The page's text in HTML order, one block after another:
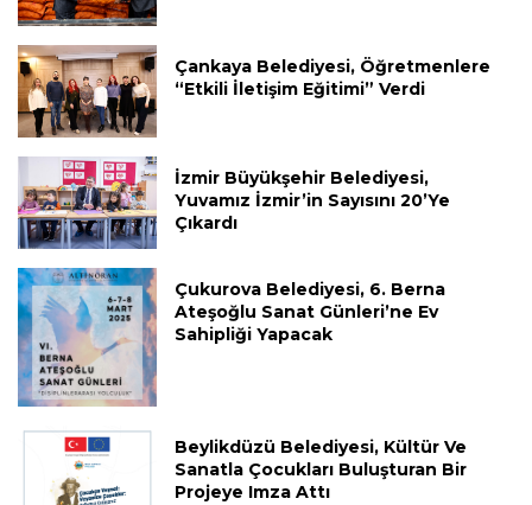
Çankaya Belediyesi, Öğretmenlere
“Etkili İletişim Eğitimi” Verdi
İzmir Büyükşehir Belediyesi,
Yuvamız İzmir’in Sayısını 20’ye
Çıkardı
Çukurova Belediyesi, 6. Berna
Ateşoğlu Sanat Günleri’ne Ev
Sahipliği Yapacak
Beylikdüzü Belediyesi, Kültür Ve
Sanatla Çocukları Buluşturan Bir
Projeye Imza Attı